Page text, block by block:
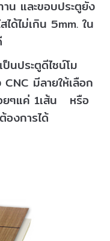
น และขอบประตูยัง
ด้ไม่เกิน 5mm. ใน
นประตูดีไซน์โม
CNC มีลายให้เลือก
ยๆแค่ 1เส้น หรือ
องการได้